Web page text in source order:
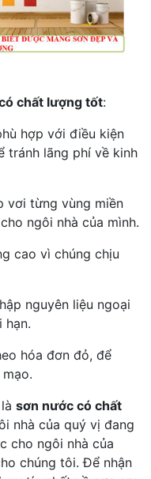
chất lượng tốt:
hợp với điều kiện
tránh lãng phí về kinh
vơi từng vùng miền
ngôi nhà của mình.
cao vì chúng chịu
nguyên liệu ngoại
hạn.
hóa đơn đỏ, để
sơn nước có chất
nhà của quý vị đang
cho ngôi nhà của
chúng tôi. Để nhận